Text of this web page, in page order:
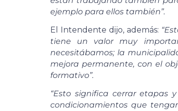
ejemplo para ellos también”.
El Intendente dijo, además:
tiene un valor muy
necesitábamos; la
mejora permanente, con el
formativo”.
“Esto significa cerrar etapas
condicionamientos que